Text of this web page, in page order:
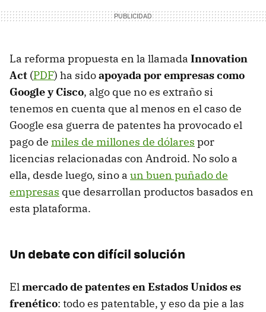
La reforma propuesta en la llamada Innovation
Act (PDF) ha sidoapoyada por empresas como
Google y Cisco, algo que no es extraño si
tenemos en cuenta que al menos en el caso de
Google esa guerra de patentes ha provocado el
pago de miles de millones de dólares por
licencias relacionadas con Android. No solo a
ella, desde luego, sino a un buen puñado de
empresas que desarrollan productos basados en
esta plataforma.
Un debate con difícil solución
Elmercado de patentes en Estados Unidos es
frenético: todo es patentable, y eso da pie a las